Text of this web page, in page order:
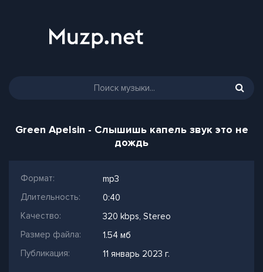
Green Apelsin - Слышишь капель звук это не
дождь
Формат:
mp3
Длительность:
0:40
Качество:
320 kbps, Stereo
Размер файла:
1.54 мб
Публикация:
11 январь 2023 г.